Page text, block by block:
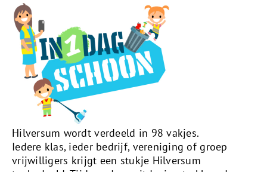
Hilversum wordt verdeeld in 98 vakjes.
Iedere klas, ieder bedrijf, vereniging of groep
vrijwilligers krijgt een stukje Hilversum